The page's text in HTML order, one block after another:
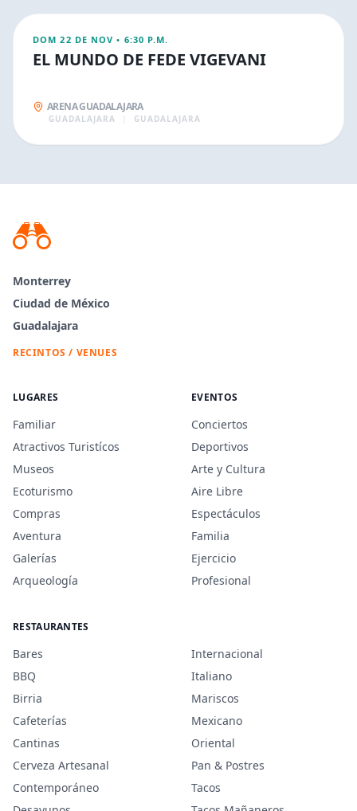
FAMILIA
DOM 22 DE NOV • 6:30 P.M.
EL MUNDO DE FEDE VIGEVANI
ARENA GUADALAJARA
GUADALAJARA GUADALAJARA
Monterrey
Ciudad de México
Guadalajara
RECINTOS / VENUES
LUGARES
Familiar
Atractivos Turistícos
Museos
Ecoturismo
Compras
Aventura
Galerías
Arqueología
EVENTOS
Conciertos
Deportivos
Arte y Cultura
Aire Libre
Espectáculos
Familia
Ejercicio
Profesional
RESTAURANTES
Bares
BBQ
Birria
Cafeterías
Cantinas
Cerveza Artesanal
Contemporáneo
Internacional
Italiano
Mariscos
Mexicano
Oriental
Pan & Postres
Tacos